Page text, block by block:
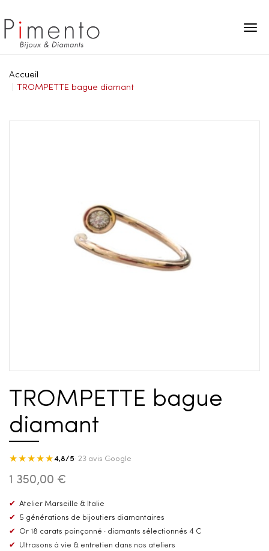
Accueil
TROMPETTE bague diamant
TROMPETTE bague
diamant
★★★★★4,8/5· 23 avis Google
1 350,00 €
✔ Atelier Marseille & Italie
✔
5 générations de bijoutiers diamantaires
✔
Or 18 carats poinçonné · diamants sélectionnés 4 C
✔
Ultrasons à vie & entretien dans nos ateliers